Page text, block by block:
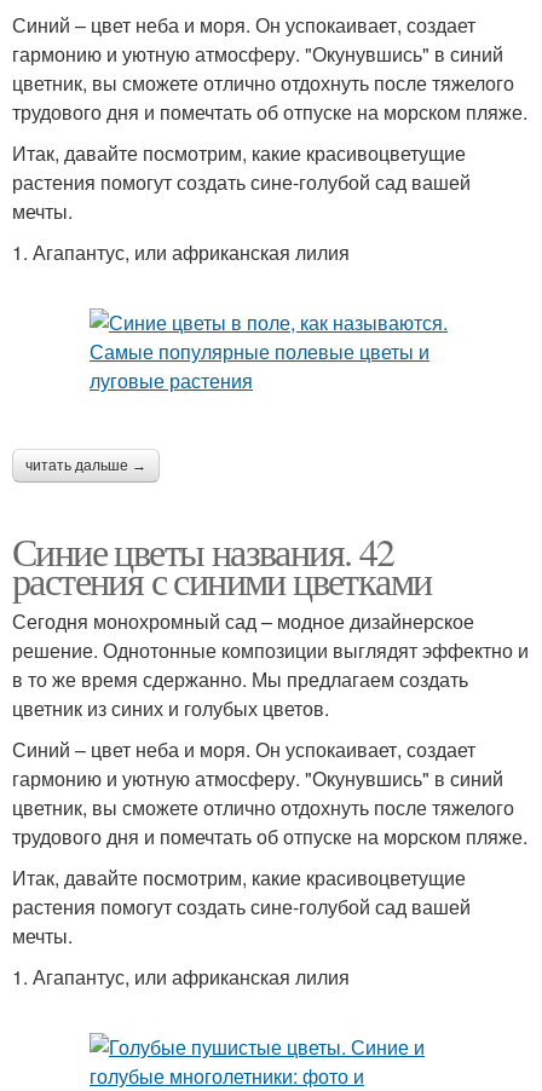
Синий – цвет неба и моря. Он успокаивает, создает
гармонию и уютную атмосферу. "Окунувшись" в синий
цветник, вы сможете отлично отдохнуть после тяжелого
трудового дня и помечтать об отпуске на морском пляже.
Итак, давайте посмотрим, какие красивоцветущие
растения помогут создать сине-голубой сад вашей
мечты.
1. Агапантус, или африканская лилия
читать дальше →
Синие цветы названия. 42
растения с синими цветками
Сегодня монохромный сад – модное дизайнерское
решение. Однотонные композиции выглядят эффектно и
в то же время сдержанно. Мы предлагаем создать
цветник из синих и голубых цветов.
Синий – цвет неба и моря. Он успокаивает, создает
гармонию и уютную атмосферу. "Окунувшись" в синий
цветник, вы сможете отлично отдохнуть после тяжелого
трудового дня и помечтать об отпуске на морском пляже.
Итак, давайте посмотрим, какие красивоцветущие
растения помогут создать сине-голубой сад вашей
мечты.
1. Агапантус, или африканская лилия